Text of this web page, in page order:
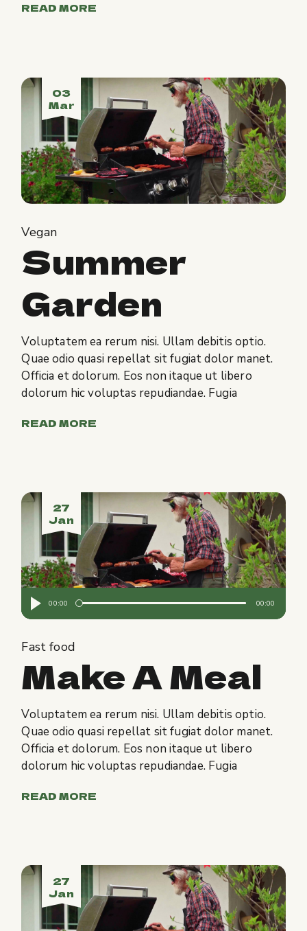
READ MORE
03
Mar
Vegan
Summer
Garden
Voluptatem ea rerum nisi. Ullam debitis optio.
Quae odio quasi repellat sit fugiat dolor manet.
Officia et dolorum. Eos non itaque ut libero
dolorum hic voluptas repudiandae. Fugia
READ MORE
27
Jan
Audio
Player
00:00 00:00
Fast food
Make A Meal
Voluptatem ea rerum nisi. Ullam debitis optio.
Quae odio quasi repellat sit fugiat dolor manet.
Officia et dolorum. Eos non itaque ut libero
dolorum hic voluptas repudiandae. Fugia
READ MORE
27
Jan